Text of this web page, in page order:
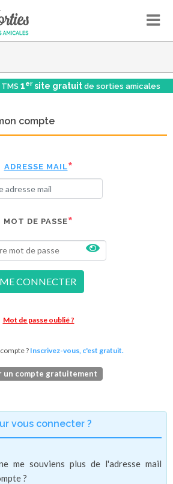
1er site gratuit de sorties amicales
compte
ADRESSE MAIL
MOT DE PASSE
ME CONNECTER
Mot de passe oublié ?
? Inscrivez-vous, c'est gratuit.
un compte gratuitement
vous connecter ?
me souviens plus de l'adresse mail
?